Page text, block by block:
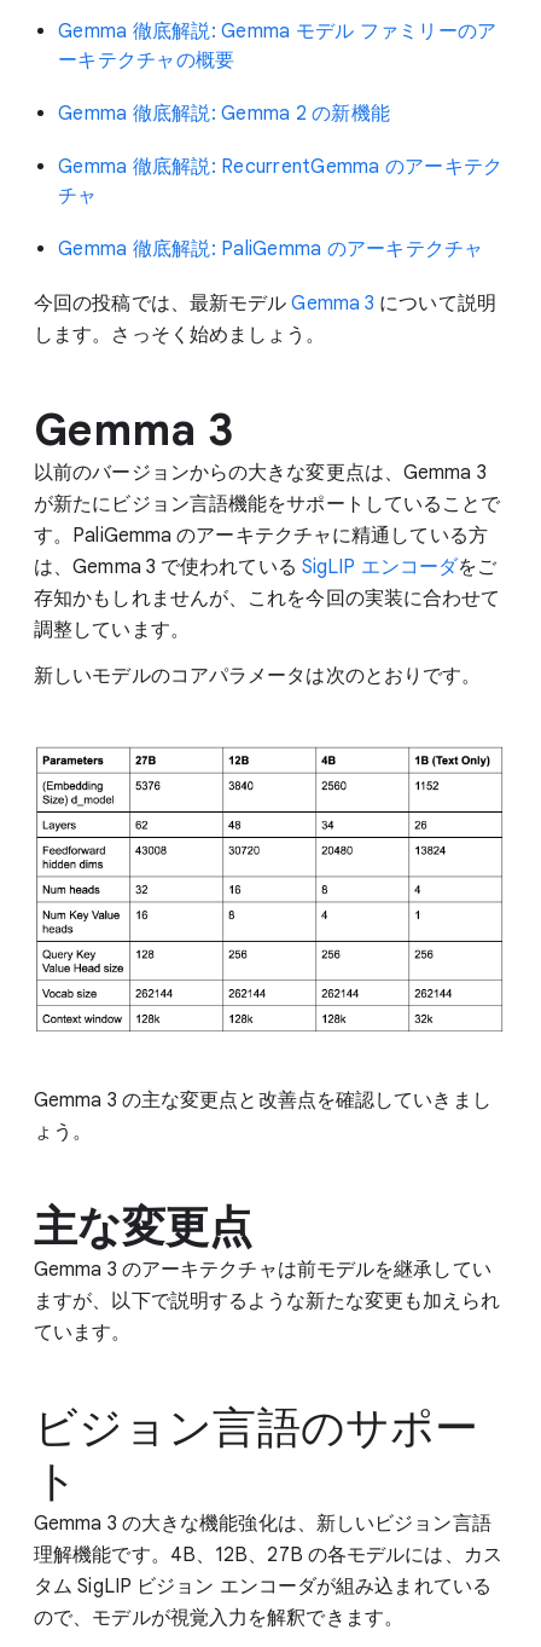
Gemma 徹底解説: Gemma モデル ファミリーのア
ーキテクチャの概要
Gemma 徹底解説: Gemma 2 の新機能
Gemma 徹底解説: RecurrentGemma のアーキテク
チャ
Gemma 徹底解説: PaliGemma のアーキテクチャ
今回の投稿では、最新モデルGemma 3 について説明
します。さっそく始めましょう。
Gemma 3
以前のバージョンからの大きな変更点は、Gemma 3
が新たにビジョン言語機能をサポートしていることで
す。PaliGemma のアーキテクチャに精通している方
は、Gemma 3 で使われている SigLIP エンコーダをご
存知かもしれませんが、これを今回の実装に合わせて
調整しています。
新しいモデルのコアパラメータは次のとおりです。
Gemma 3 の主な変更点と改善点を確認していきまし
ょう。
主な変更点
Gemma 3 のアーキテクチャは前モデルを継承してい
ますが、以下で説明するような新たな変更も加えられ
ています。
ビジョン言語のサポー
ト
Gemma 3 の大きな機能強化は、新しいビジョン言語
理解機能です。4B、12B、27B の各モデルには、カス
タム SigLIP ビジョン エンコーダが組み込まれている
ので、モデルが視覚入力を解釈できます。